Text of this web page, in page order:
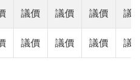
議價 議價 議價 議
議價 議價 議價 議